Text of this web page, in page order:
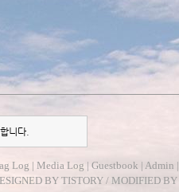
니다.
Log | Media Log | Guestbook | Admin |
BY TISTORY / MODIFIED BY